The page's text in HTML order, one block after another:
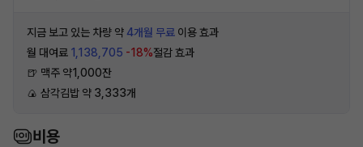
지금 보고 있는 차량 약4개월 무료 이용 효과
월 대여료 1,138,705 -18%절감 효과
🍺 맥주 약1,000잔
🍙 삼각김밥 약 3,333개
비용